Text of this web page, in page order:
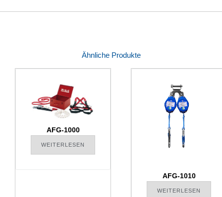
Ähnliche Produkte
AFG-1000
WEITERLESEN
AFG-1010
WEITERLESEN